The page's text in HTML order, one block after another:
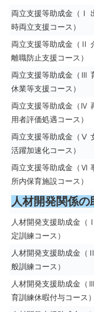
両立支援等助成金（Ⅰ
時両立支援コース）
両立支援等助成金（Ⅱ
離職防止支援コース）
両立支援等助成金（Ⅲ
休業等支援コース）
両立支援等助成金（Ⅳ
用者評価処遇コース）
両立支援等助成金（Ⅴ
活躍加速化コース）
両立支援等助成金（Ⅵ
所内保育施設コース）
人材開発関係の
人材開発支援助成金（
定訓練コース）
人材開発支援助成金（
般訓練コース）
人材開発支援助成金（
育訓練休暇付与コース）